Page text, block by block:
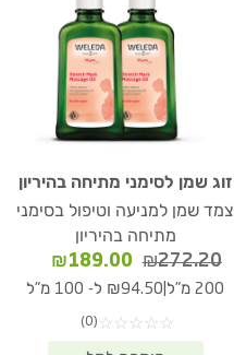
זוג שמן לסימני מתיחה בהיריון
צמד שמן למניעה וטיפול בסימני
מתיחה בהיריון
₪272.20
המחיר
המקורי
₪272.20.
₪189.00
הנוכחי
200 מ"ל ₪94.50 ל- 100 מ"ל
☆
☆
☆
☆
☆
(0)